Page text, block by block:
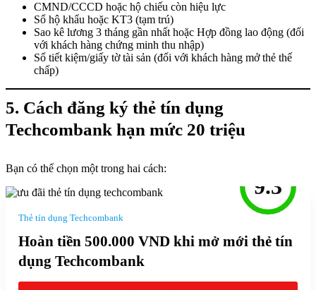
CMND/CCCD hoặc hộ chiếu còn hiệu lực
Sổ hộ khẩu hoặc KT3 (tạm trú)
Sao kê lương 3 tháng gần nhất hoặc Hợp đồng lao động (đối
với khách hàng chứng minh thu nhập)
Sổ tiết kiệm/giấy tờ tài sản (đối với khách hàng mở thẻ thế
chấp)
5. Cách đăng ký thẻ tín dụng
Techcombank hạn mức 20 triệu
Bạn có thể chọn một trong hai cách:
9.3
Thẻ tín dụng Techcombank
Hoàn tiền 500.000 VND khi mở mới thẻ tín
dụng Techcombank